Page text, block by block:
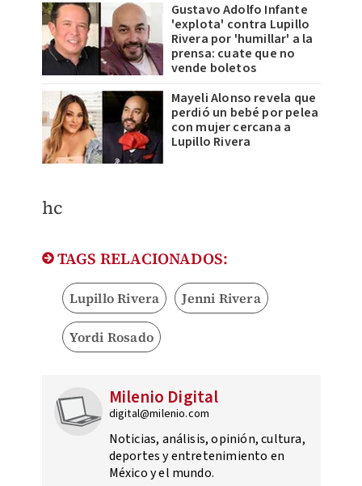
Gustavo Adolfo Infante
'explota' contra Lupillo
Rivera por 'humillar' a la
prensa: cuate que no
vende boletos
Mayeli Alonso revela que
perdió un bebé por pelea
con mujer cercana a
Lupillo Rivera
​hc
TAGS RELACIONADOS:
Lupillo Rivera Jenni Rivera
Yordi Rosado
Milenio Digital
digital@milenio.com
Noticias, análisis, opinión, cultura,
deportes y entretenimiento en
México y el mundo.